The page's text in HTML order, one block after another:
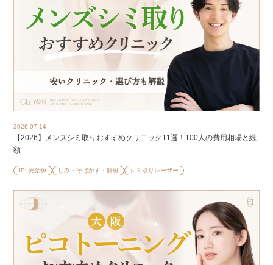
2026.07.14
【2026】メンズシミ取りおすすめクリニック11選！100人の費用相場と総
額
IPL光治療 しみ・そばかす・肝斑 シミ取りレーザー